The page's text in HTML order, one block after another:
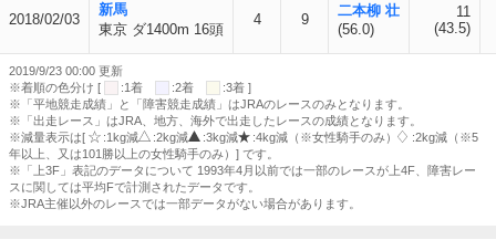
2018/02/03
新馬
東京 ダ1400m 16頭
4 9
二本柳 壮
(56.0)
11
(43.5)
2019/9/23 00:00 更新
※着順の色分け [
:1着 :2着
:3着 ]
※「平地競走成績」と「障害競走成績」はJRAのレースのみとなります。
※「出走レース」はJRA、地方、海外で出走したレースの成績となります。
※減量表示は[
:1kg減 :2kg減 :3kg減 :4kg減（※女性騎手のみ）
:2kg減（※5
年以上、又は101勝以上の女性騎手のみ）] です。
※「上3F」表記のデータについて 1993年4月以前では一部のレースが上4F、障害レー
スに関しては平均Fで計測されたデータです。
※JRA主催以外のレースでは一部データがない場合があります。